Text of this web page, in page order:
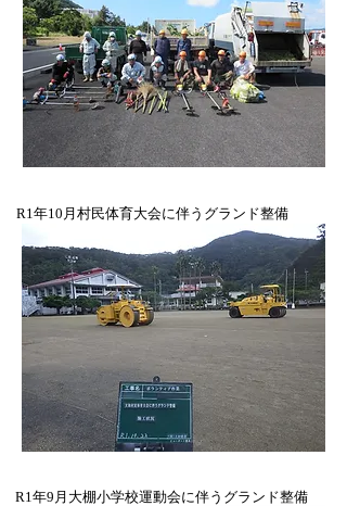
​R1年10月村民体育大会に伴うグランド整備
​R1年9月大棚小学校運動会に伴うグランド整備